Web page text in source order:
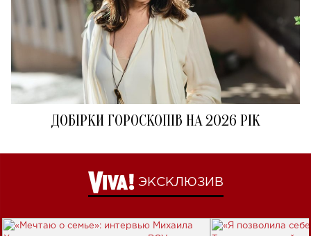
ДОБІРКИ ГОРОСКОПІВ НА 2026 РІК
ЭКСКЛЮЗИВ